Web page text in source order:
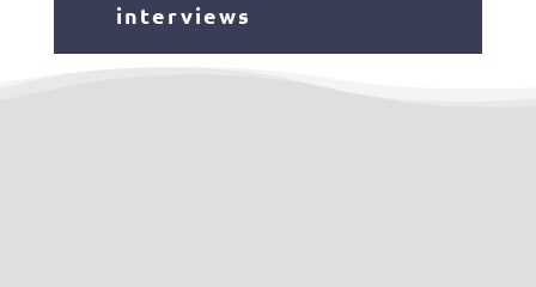
interviews